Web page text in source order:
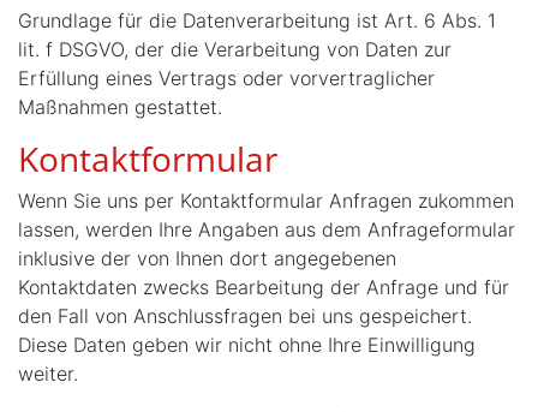
Grundlage für die Datenverarbeitung ist Art. 6 Abs. 1
lit. f DSGVO, der die Verarbeitung von Daten zur
Erfüllung eines Vertrags oder vorvertraglicher
Maßnahmen gestattet.
Kontaktformular
Wenn Sie uns per Kontaktformular Anfragen zukommen
lassen, werden Ihre Angaben aus dem Anfrageformular
inklusive der von Ihnen dort angegebenen
Kontaktdaten zwecks Bearbeitung der Anfrage und für
den Fall von Anschlussfragen bei uns gespeichert.
Diese Daten geben wir nicht ohne Ihre Einwilligung
weiter.